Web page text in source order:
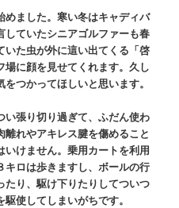
ました。寒い冬はキャディバ
していたシニアゴルファーも春
た虫が外に這い出てくる「啓
に顔を見せてくれます。久し
つかってほしいと思います。
張り切り過ぎて、ふだん使わ
れやアキレス腱を傷めること
けません。乗用カートを利用
キロは歩きますし、ボールの行
り、駆け下りたりしてついつ
使してしまいがちです。